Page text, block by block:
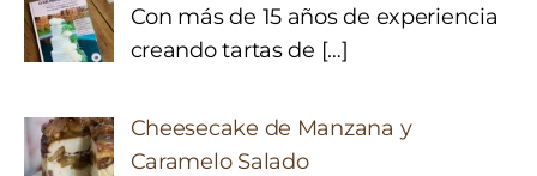
Con más de 15 años de experiencia
creando tartas de […]
Cheesecake de Manzana y
Caramelo Salado